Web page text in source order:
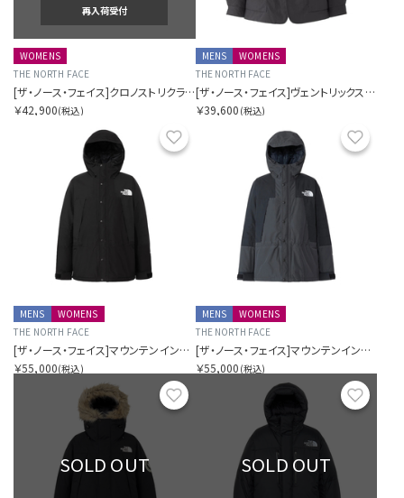
再入荷受付
WOMENS
THE NORTH FACE
[ザ・ノース・フェイス]クロノストリクライメイトジャケット（レディース）
￥42,900(税込)
MENS
WOMENS
THE NORTH FACE
[ザ・ノース・フェイス]ヴェントリックスアーバナイトジャケット（ユニセックス）
￥39,600 (税込)
お気に入り
MENS
WOMENS
THE NORTH FACE
[ザ・ノース・フェイス]マウンテンインサレーションジャケット
￥55,000(税込)
MENS
WOMENS
THE NORTH FACE
[ザ・ノース・フェイス]マウンテンインサレーションジャケット
￥55,000 (税込)
お気に入り
SOLD OUT SOLD OUT